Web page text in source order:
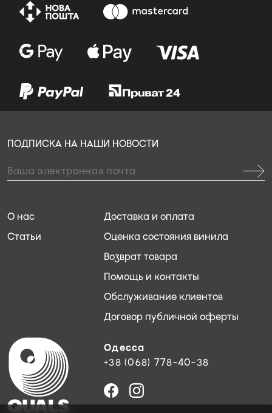
Одесса
+38 (068) 778-40-38
Доставка и оплата
Оценка состояния винила
Возврат товара
Помощь и контакты
Обслуживание клиентов
Договор публичной оферты
О нас
Статьи
ПОДПИСКА НА НАШИ НОВОСТИ